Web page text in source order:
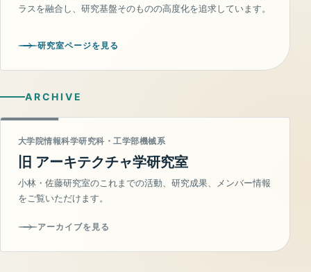
ラスを融合し、研究基盤そのものの高度化を追求しています。
研究室ページを見る
ARCHIVE
大学院情報科学研究科・工学部機械系
旧 アーキテクチャ学研究室
小林・佐藤研究室のこれまでの活動、研究成果、メンバー情報
をご覧いただけます。
アーカイブを見る